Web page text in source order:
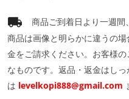
商品ご到着日より一週間
商品は画像と明らかに違うの
金をご請求ください。お客様
なものです。返品・返金はし
は levelkopi888@gmail.com